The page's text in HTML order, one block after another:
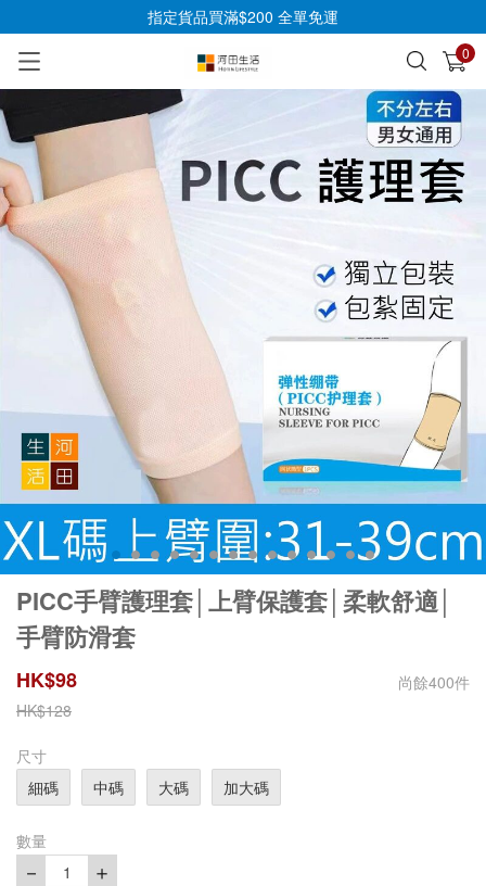
指定貨品買滿$200 全單免運
0
已加入購物車 查看
PICC手臂護理套│上臂保護套│柔軟舒適│
手臂防滑套
HK$98 尚餘400件
HK$128
尺寸
細碼
中碼 大碼 加大碼
數量
－ 1 ＋